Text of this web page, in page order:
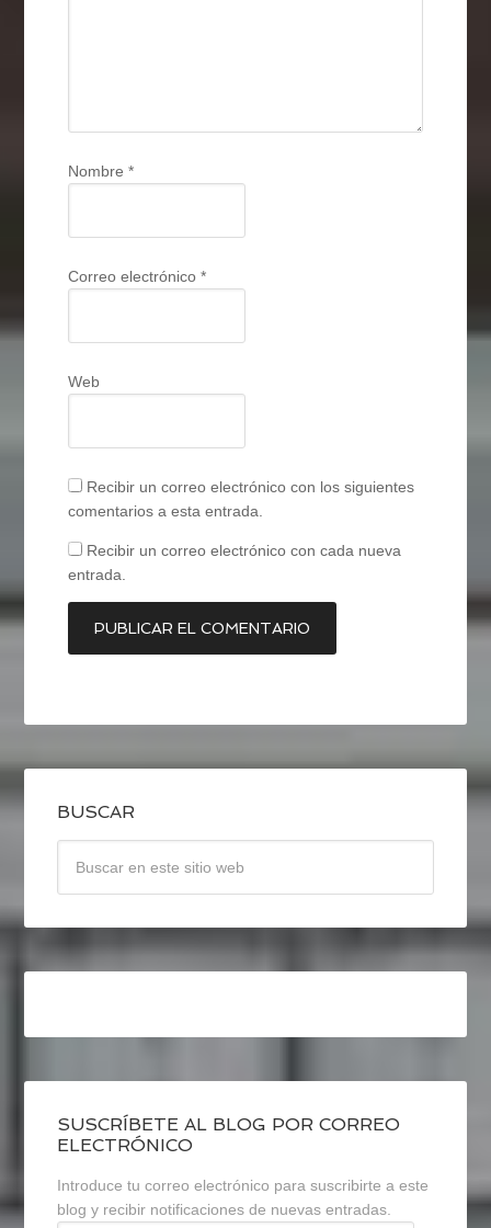
Nombre*
Correo electrónico*
Web
Recibir un correo electrónico con los siguientes
comentarios a esta entrada.
Recibir un correo electrónico con cada nueva
entrada.
BUSCAR
SUSCRÍBETE AL BLOG POR CORREO
ELECTRÓNICO
Introduce tu correo electrónico para suscribirte a este
blog y recibir notificaciones de nuevas entradas.